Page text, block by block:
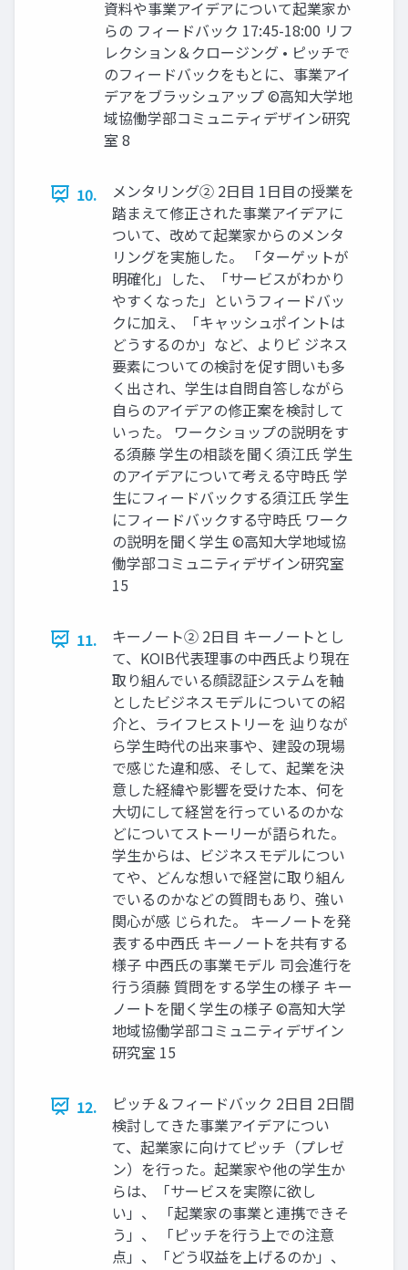
資料や事業アイデアについて起業家か
らの フィードバック 17:45-18:00 リフ
レクション＆クロージング • ピッチで
のフィードバックをもとに、事業アイ
デアをブラッシュアップ ©高知大学地
域協働学部コミュニティデザイン研究
室 8
10.
メンタリング② 2日目 1日目の授業を
踏まえて修正された事業アイデアに
ついて、改めて起業家からのメンタ
リングを実施した。 「ターゲットが
明確化」した、「サービスがわかり
やすくなった」というフィードバッ
クに加え、「キャッシュポイントは
どうするのか」など、よりビ ジネス
要素についての検討を促す問いも多
く出され、学生は自問自答しながら
自らのアイデアの修正案を検討して
いった。 ワークショップの説明をす
る須藤 学生の相談を聞く須江氏 学生
のアイデアについて考える守時氏 学
生にフィードバックする須江氏 学生
にフィードバックする守時氏 ワーク
の説明を聞く学生 ©高知大学地域協
働学部コミュニティデザイン研究室
15
11.
キーノート② 2日目 キーノートとし
て、KOIB代表理事の中西氏より現在
取り組んでいる顔認証システムを軸
としたビジネスモデルについての紹
介と、ライフヒストリーを 辿りなが
ら学生時代の出来事や、建設の現場
で感じた違和感、そして、起業を決
意した経緯や影響を受けた本、何を
大切にして経営を行っているのかな
どについてストーリーが語られた。
学生からは、ビジネスモデルについ
てや、どんな想いで経営に取り組ん
でいるのかなどの質問もあり、強い
関心が感 じられた。 キーノートを発
表する中西氏 キーノートを共有する
様子 中西氏の事業モデル 司会進行を
行う須藤 質問をする学生の様子 キー
ノートを聞く学生の様子 ©高知大学
地域協働学部コミュニティデザイン
研究室 15
12.
ピッチ＆フィードバック 2日目 2日間
検討してきた事業アイデアについ
て、起業家に向けてピッチ（プレゼ
ン）を行った。起業家や他の学生か
らは、「サービスを実際に欲し
い」、 「起業家の事業と連携できそ
う」、 「ピッチを行う上での注意
点」、「どう収益を上げるのか」、